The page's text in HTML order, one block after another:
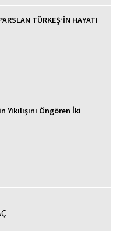
TÜRKEŞ’İN HAYATI
Öngören İki